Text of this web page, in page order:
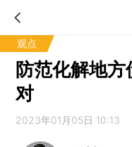
观点
防范化解地
对
2023年01月05日 10:13